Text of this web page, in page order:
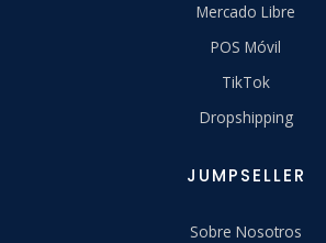
Mercado Libre
POS Móvil
TikTok
Dropshipping
JUMPSELLER
Sobre Nosotros